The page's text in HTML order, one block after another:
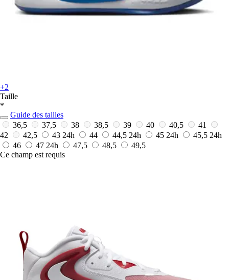
+2
Taille
*
Guide des tailles
36,5
37,5 38 38,5 39 40 40,5
41
42
42,5 43 24h 44 44,5 24h 45 24h 45,5 24h
46
47 24h 47,5 48,5
49,5
Ce champ est requis